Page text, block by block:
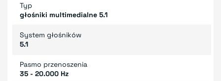
Typ
głośniki multimedialne 5.1
System głośników
5.1
Pasmo przenoszenia
35 - 20.000 Hz